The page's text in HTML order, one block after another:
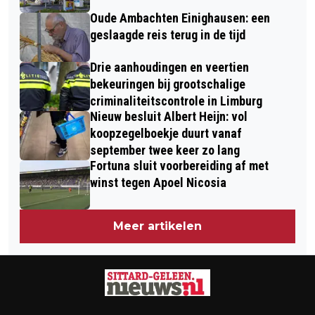
Oude Ambachten Einighausen: een
geslaagde reis terug in de tijd
Drie aanhoudingen en veertien
bekeuringen bij grootschalige
criminaliteitscontrole in Limburg
Nieuw besluit Albert Heijn: vol
koopzegelboekje duurt vanaf
september twee keer zo lang
Fortuna sluit voorbereiding af met
winst tegen Apoel Nicosia
Meer artikelen